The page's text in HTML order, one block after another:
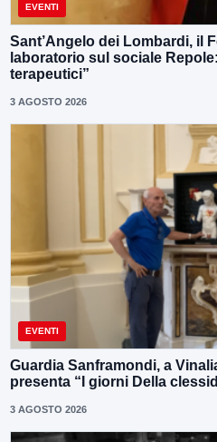
EVENTI
Sant’Angelo dei Lombardi, il
laboratorio sul sociale
terapeutici”
3 AGOSTO 2026
EVENTI
Guardia Sanframondi, a
presenta “I giorni Della
3 AGOSTO 2026